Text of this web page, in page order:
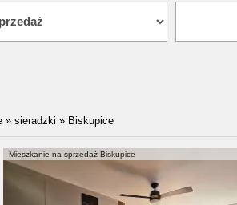
» sieradzki » Biskupice
Mieszkanie na sprzedaż Biskupice